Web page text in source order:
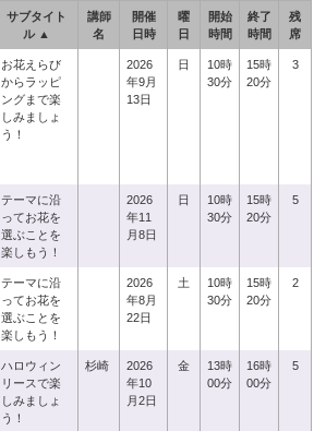
サブタイト
ル ▲
講師
名
開催
日時
曜
日
開始
時間
終了
時間
残
席
お花えらび
からラッピ
ングまで楽
しみましょ
う！
2026
年9月
13日
日
10時
30分
15時
20分
3
テーマに沿
ってお花を
選ぶことを
楽しもう！
2026
年11
月8日
日
10時
30分
15時
20分
5
テーマに沿
ってお花を
選ぶことを
楽しもう！
2026
年8月
22日
土
10時
30分
15時
20分
2
ハロウィン
リースで楽
しみましょ
う！
杉崎
2026
年10
月2日
金
13時
00分
16時
00分
5